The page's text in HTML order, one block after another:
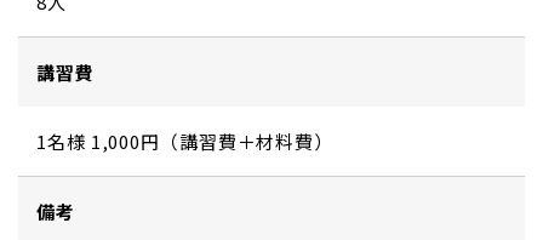
講習費
1名様 1,000円（講習費＋材料費）
備考